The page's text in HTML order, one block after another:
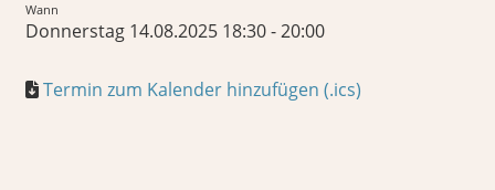
Wann
Donnerstag 14.08.2025 18:30 - 20:00
Termin zum Kalender hinzufügen (.ics)